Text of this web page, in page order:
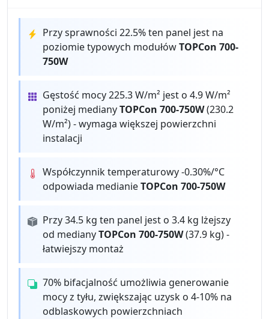
Przy sprawności 22.5% ten panel jest na
poziomie typowych modułówTOPCon 700-
750W
Gęstość mocy 225.3 W/m² jest o 4.9 W/m²
poniżej medianyTOPCon 700-750W(230.2
W/m²) - wymaga większej powierzchni
instalacji
Współczynnik temperaturowy -0.30%/°C
odpowiada medianieTOPCon 700-750W
Przy 34.5 kg ten panel jest o 3.4 kg lżejszy
od medianyTOPCon 700-750W(37.9 kg) -
łatwiejszy montaż
70% bifacjalność umożliwia generowanie
mocy z tyłu, zwiększając uzysk o 4-10% na
odblaskowych powierzchniach